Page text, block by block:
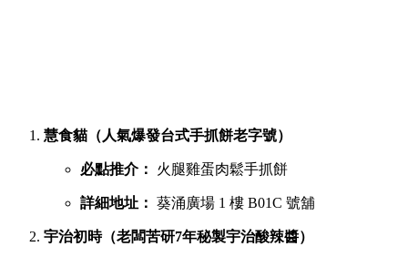
慧食貓（人氣爆發台式手抓餅老字號）
必點推介： 火腿雞蛋肉鬆手抓餅
詳細地址： 葵涌廣場 1 樓 B01C 號舖
宇治初時（老闆苦研7年秘製宇治酸辣醬）